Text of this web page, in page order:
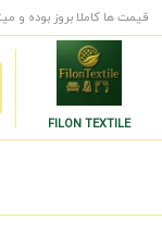
قیمت ها کاملا بروز بوده و میتوانید
FILON TEXTILE